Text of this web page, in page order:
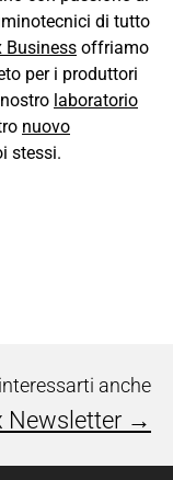
di tutto
Business offriamo
per i produttori
laboratorio
nuovo
stessi.
anche
Newsletter →